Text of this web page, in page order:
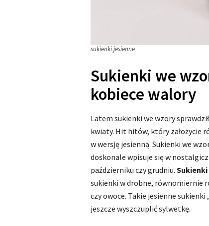
sukienki jesienne
Sukienki we
kobiece walory
Latem sukienki we wzory
kwiaty. Hit hitów, który założycie
w wersję jesienną. Sukienki we
doskonale wpisuje się w
październiku czy grudniu.
sukienki w drobne, równomiernie
czy owoce. Takie jesienne
jeszcze wyszczuplić sylwetkę.